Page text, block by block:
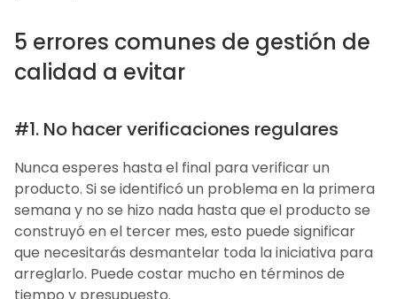
5 errores comunes de gestión de
calidad a evitar
#1. No hacer verificaciones regulares
Nunca esperes hasta el final para verificar un
producto. Si se identificó un problema en la primera
semana y no se hizo nada hasta que el producto se
construyó en el tercer mes, esto puede significar
que necesitarás desmantelar toda la iniciativa para
arreglarlo. Puede costar mucho en términos de